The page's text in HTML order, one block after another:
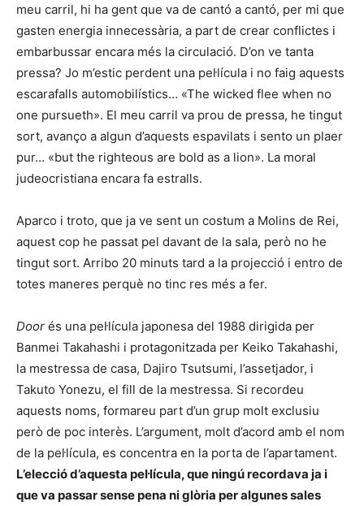
meu carril, hi ha gent que va de cantó a cantó, per mi que
gasten energia innecessària, a part de crear conflictes i
embarbussar encara més la circulació. D’on ve tanta
pressa? Jo m’estic perdent una pel·lícula i no faig aquests
escarafalls automobilístics… «The wicked flee when no
one pursueth». El meu carril va prou de pressa, he tingut
sort, avanço a algun d’aquests espavilats i sento un plaer
pur… «but the righteous are bold as a lion». La moral
judeocristiana encara fa estralls.
Aparco i troto, que ja ve sent un costum a Molins de Rei,
aquest cop he passat pel davant de la sala, però no he
tingut sort. Arribo 20 minuts tard a la projecció i entro de
totes maneres perquè no tinc res més a fer.
Door és una pel·lícula japonesa del 1988 dirigida per
Banmei Takahashi i protagonitzada per Keiko Takahashi,
la mestressa de casa, Dajiro Tsutsumi, l’assetjador, i
Takuto Yonezu, el fill de la mestressa. Si recordeu
aquests noms, formareu part d’un grup molt exclusiu
però de poc interès. L’argument, molt d’acord amb el nom
de la pel·lícula, es concentra en la porta de l’apartament.
L’elecció d’aquesta pel·lícula, que ningú recordava ja i
que va passar sense pena ni glòria per algunes sales